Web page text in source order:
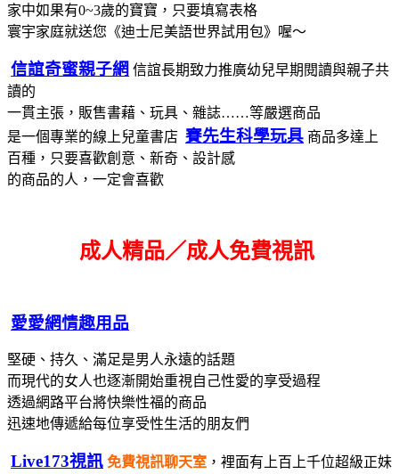
家中如果有0~3歲的寶寶，只要填寫表格
寰宇家庭就送您《迪士尼美語世界試用包》喔～
信誼奇蜜親子網 信誼長期致力推廣幼兒早期閱讀與親子共
讀的
一貫主張，販售書藉、玩具、雜誌……等嚴選商品
是一個專業的線上兒童書店 賽先生科學玩具 商品多達上
百種，只要喜歡創意、新奇、設計感
的商品的人，一定會喜歡
成人精品／成人免費視訊
愛愛網情趣用品
堅硬、持久、滿足是男人永遠的話題
而現代的女人也逐漸開始重視自己性愛的享受過程
透過網路平台將快樂性福的商品
迅速地傳遞給每位享受性生活的朋友們
Live173視訊 免費視訊聊天室 ，裡面有上百上千位超級正妹